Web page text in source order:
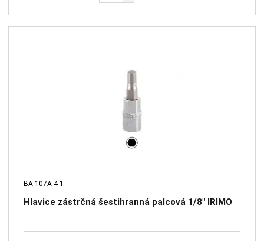
BA-107A-4-1
Hlavice zástrčná šestihranná palcová 1/8" IRIMO